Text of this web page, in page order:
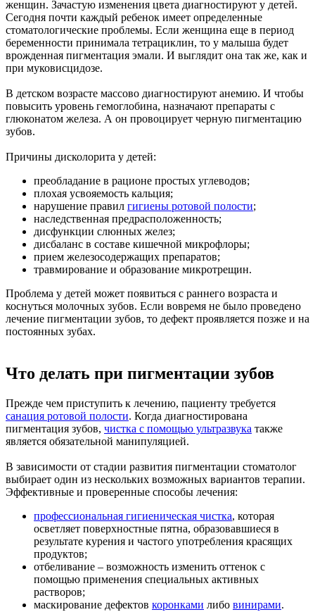
женщин. Зачастую изменения цвета диагностируют у детей.
Сегодня почти каждый ребенок имеет определенные
стоматологические проблемы. Если женщина еще в период
беременности принимала тетрациклин, то у малыша будет
врожденная пигментация эмали. И выглядит она так же, как и
при муковисцидозе.
В детском возрасте массово диагностируют анемию. И чтобы
повысить уровень гемоглобина, назначают препараты с
глюконатом железа. А он провоцирует черную пигментацию
зубов.
Причины дисколорита у детей:
преобладание в рационе простых углеводов;
плохая усвояемость кальция;
нарушение правил гигиены ротовой полости;
наследственная предрасположенность;
дисфункции слюнных желез;
дисбаланс в составе кишечной микрофлоры;
прием железосодержащих препаратов;
травмирование и образование микротрещин.
Проблема у детей может появиться с раннего возраста и
коснуться молочных зубов. Если вовремя не было проведено
лечение пигментации зубов, то дефект проявляется позже и на
постоянных зубах.
Что делать при пигментации зубов
Прежде чем приступить к лечению, пациенту требуется
санация ротовой полости. Когда диагностирована
пигментация зубов, чистка с помощью ультразвука также
является обязательной манипуляцией.
В зависимости от стадии развития пигментации стоматолог
выбирает один из нескольких возможных вариантов терапии.
Эффективные и проверенные способы лечения:
профессиональная гигиеническая чистка, которая
осветляет поверхностные пятна, образовавшиеся в
результате курения и частого употребления красящих
продуктов;
отбеливание – возможность изменить оттенок с
помощью применения специальных активных
растворов;
маскирование дефектов коронками либо винирами.